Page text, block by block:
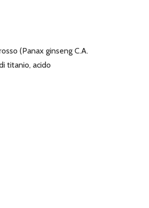
(Panax ginseng C.A.
titanio, acido